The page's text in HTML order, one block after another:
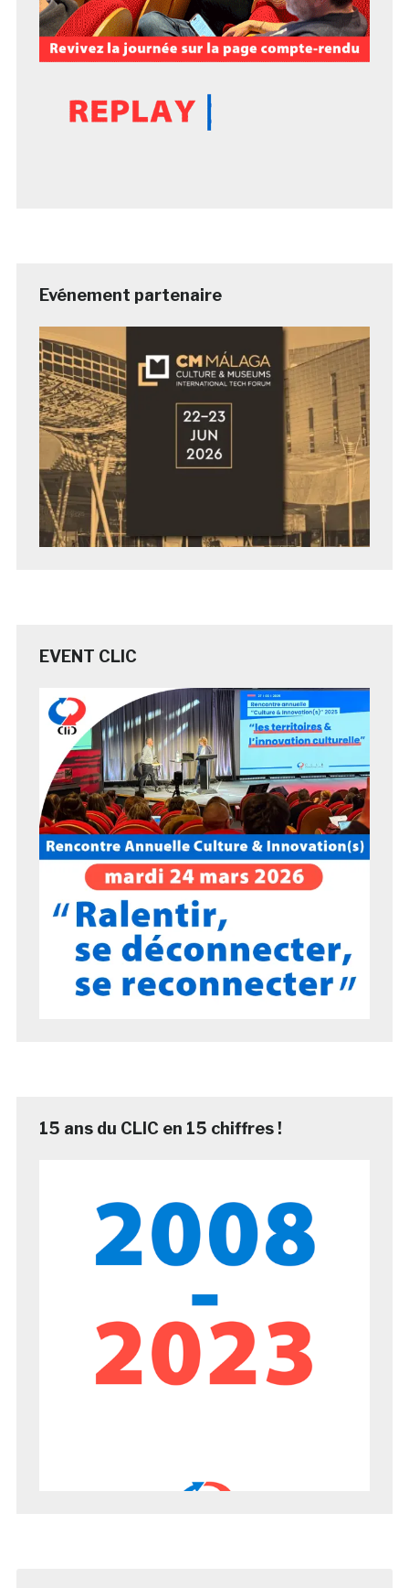
Evénement partenaire
EVENT CLIC
15 ans du CLIC en 15 chiffres !